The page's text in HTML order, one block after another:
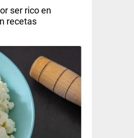
ser rico en
recetas